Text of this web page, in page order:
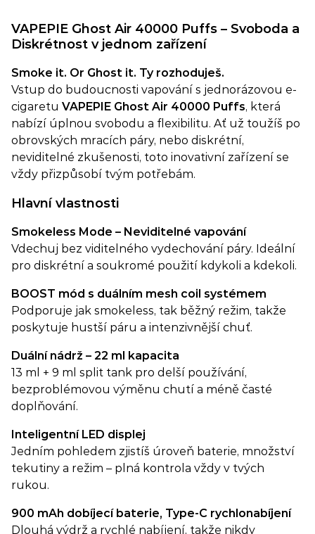
VAPEPIE Ghost Air 40000 Puffs – Svoboda a
Diskrétnost v jednom zařízení
Smoke it. Or Ghost it. Ty rozhoduješ.
Vstup do budoucnosti vapování s jednorázovou e-
cigaretu VAPEPIE Ghost Air 40000 Puffs, která
nabízí úplnou svobodu a flexibilitu. Ať už toužíš po
obrovských mracích páry, nebo diskrétní,
neviditelné zkušenosti, toto inovativní zařízení se
vždy přizpůsobí tvým potřebám.
Hlavní vlastnosti
Smokeless Mode – Neviditelné vapování
Vdechuj bez viditelného vydechování páry. Ideální
pro diskrétní a soukromé použití kdykoli a kdekoli.
BOOST mód s duálním mesh coil systémem
Podporuje jak smokeless, tak běžný režim, takže
poskytuje hustší páru a intenzivnější chuť.
Duální nádrž – 22 ml kapacita
13 ml + 9 ml split tank pro delší používání,
bezproblémovou výměnu chutí a méně časté
doplňování.
Inteligentní LED displej
Jedním pohledem zjistíš úroveň baterie, množství
tekutiny a režim – plná kontrola vždy v tvých
rukou.
900 mAh dobíjecí baterie, Type-C rychlonabíjení
Dlouhá výdrž a rychlé nabíjení, takže nikdy